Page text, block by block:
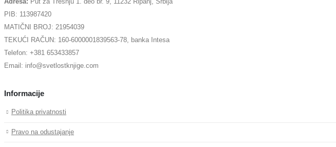
Adresa: Put za Trešnju 1. deo br. 9, 11232 Ripanj, Srbija
PIB: 113987420
MATIČNI BROJ: 21954039
TEKUĆI RAČUN: 160-6000001839563-78, banka Intesa
Telefon: +381 653433857
Email: info@svetlostknjige.com
Informacije
Politika privatnosti
Pravo na odustajanje